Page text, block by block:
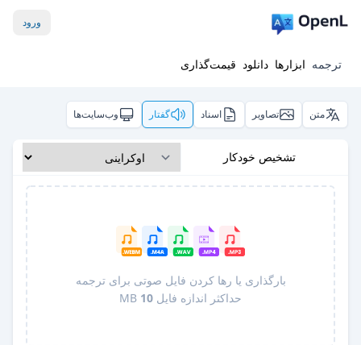
ورود
ترجمه ابزارها دانلود قیمت‌گذاری
متن تصاویر اسناد گفتار وب‌سایت‌ها
تشخیص خودکار
بارگذاری یا رها کردن فایل صوتی برای ترجمه
حداکثر اندازه فایل 10